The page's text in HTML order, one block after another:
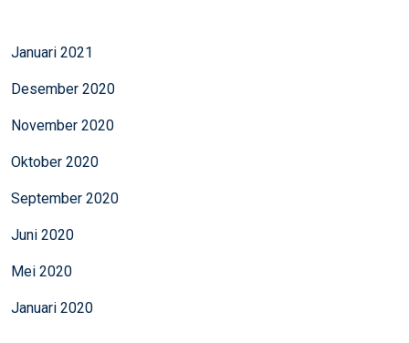
Januari 2021
Desember 2020
November 2020
Oktober 2020
September 2020
Juni 2020
Mei 2020
Januari 2020